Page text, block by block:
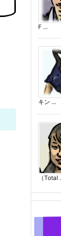
F ...
キン ...
（Total